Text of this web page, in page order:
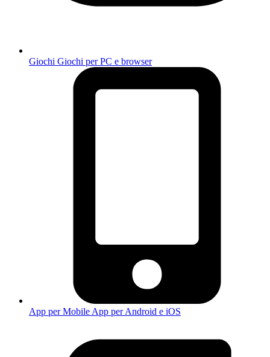
Giochi Giochi per PC e browser
App per Mobile App per Android e iOS